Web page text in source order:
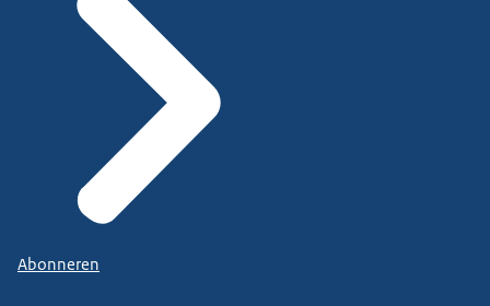
Abonneren